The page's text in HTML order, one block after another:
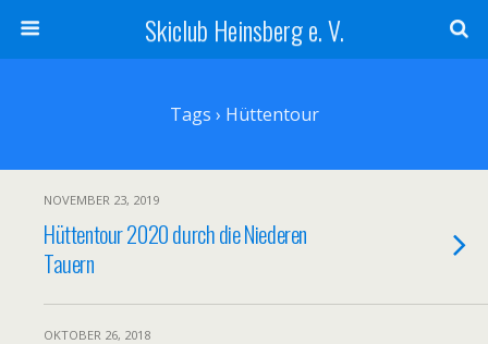
Skiclub Heinsberg e. V.
Tags › Hüttentour
NOVEMBER 23, 2019
Hüttentour 2020 durch die Niederen
Tauern
OKTOBER 26, 2018